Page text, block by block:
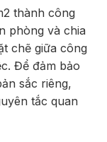
thành công
phòng và chia
chẽ giữa công
Để đảm bảo
sắc riêng,
tắc quan